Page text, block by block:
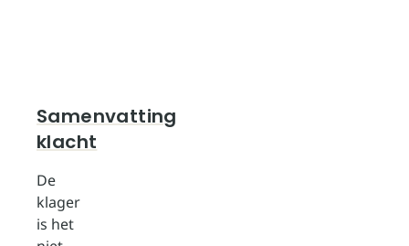
Samenvatting
klacht
De
klager
is het